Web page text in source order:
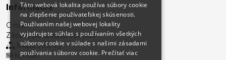
Informácie
O nás
Zásady používania cookies
Mapa stránky
Kontakt
Táto webová lokalita používa súbory cookie
na zlepšenie používateľskej skúsenosti.
Používaním našej webovej lokality
vyjadrujete súhlas s používaním všetkých
súborov cookie v súlade s našimi zásadami
používania súborov cookie. Prečítať viac